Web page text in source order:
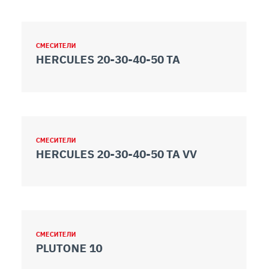
СМЕСИТЕЛИ
HERCULES 20-30-40-50 TA
СМЕСИТЕЛИ
HERCULES 20-30-40-50 TA VV
СМЕСИТЕЛИ
PLUTONE 10